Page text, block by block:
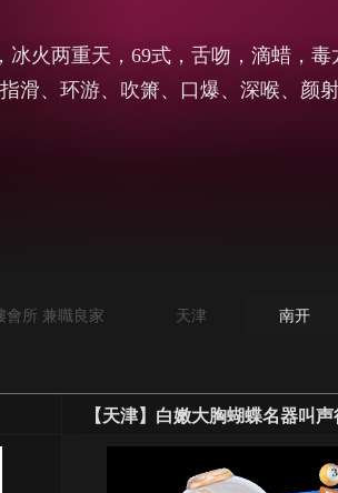
冰火两重天，69式，舌吻，滴蜡，
滑、环游、吹箫、口爆、深喉、颜
會所 兼職良家 天津 南开
【天津】白嫩大胸蝴蝶名器叫